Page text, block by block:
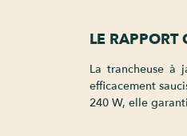
LE
La trancheuse à
efficacement
240 W, elle